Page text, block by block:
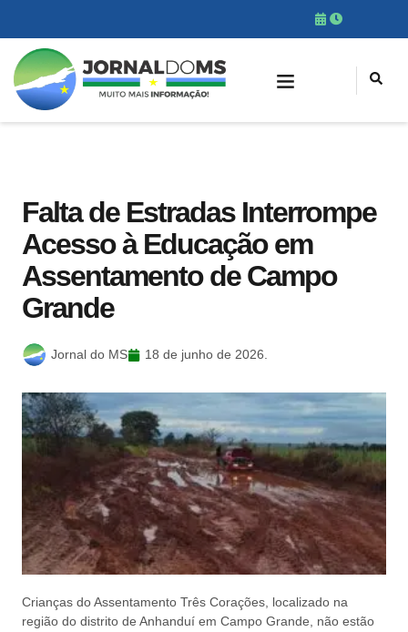
Falta de Estradas Interrompe
Acesso à Educação em
Assentamento de Campo
Grande
Jornal do MS 18 de junho de 2026.
Crianças do Assentamento Três Corações, localizado na
região do distrito de Anhanduí em Campo Grande, não estão